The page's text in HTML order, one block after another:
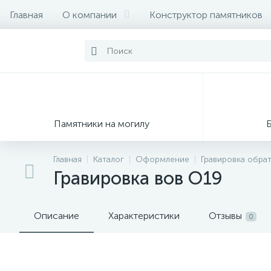
Главная О компании Конструктор памятников
Памятники на могилу
Главная Каталог Оформление Гравировка
Гравировка вов О19
Описание Характеристики Отзывы 0